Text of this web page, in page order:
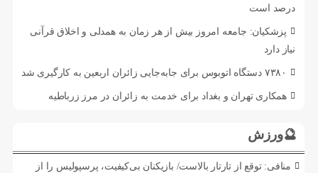
درصد است
پزشکیان: جامعه امروز بیش از هر زمان به همدلی و اخلاق قرآنی
نیاز دارد
۷۳۸۰ دستگاه اتوبوس برای جابه‌جایی زائران اربعین به‌ کارگیری شد
همکاری تهران و بغداد برای خدمت به زائران در مرز زرباطیه
🔮ورزش
منافی: توقع از تارتار بالاست/ بازیکنان بی‌کیفیت، پرسپولیس را از